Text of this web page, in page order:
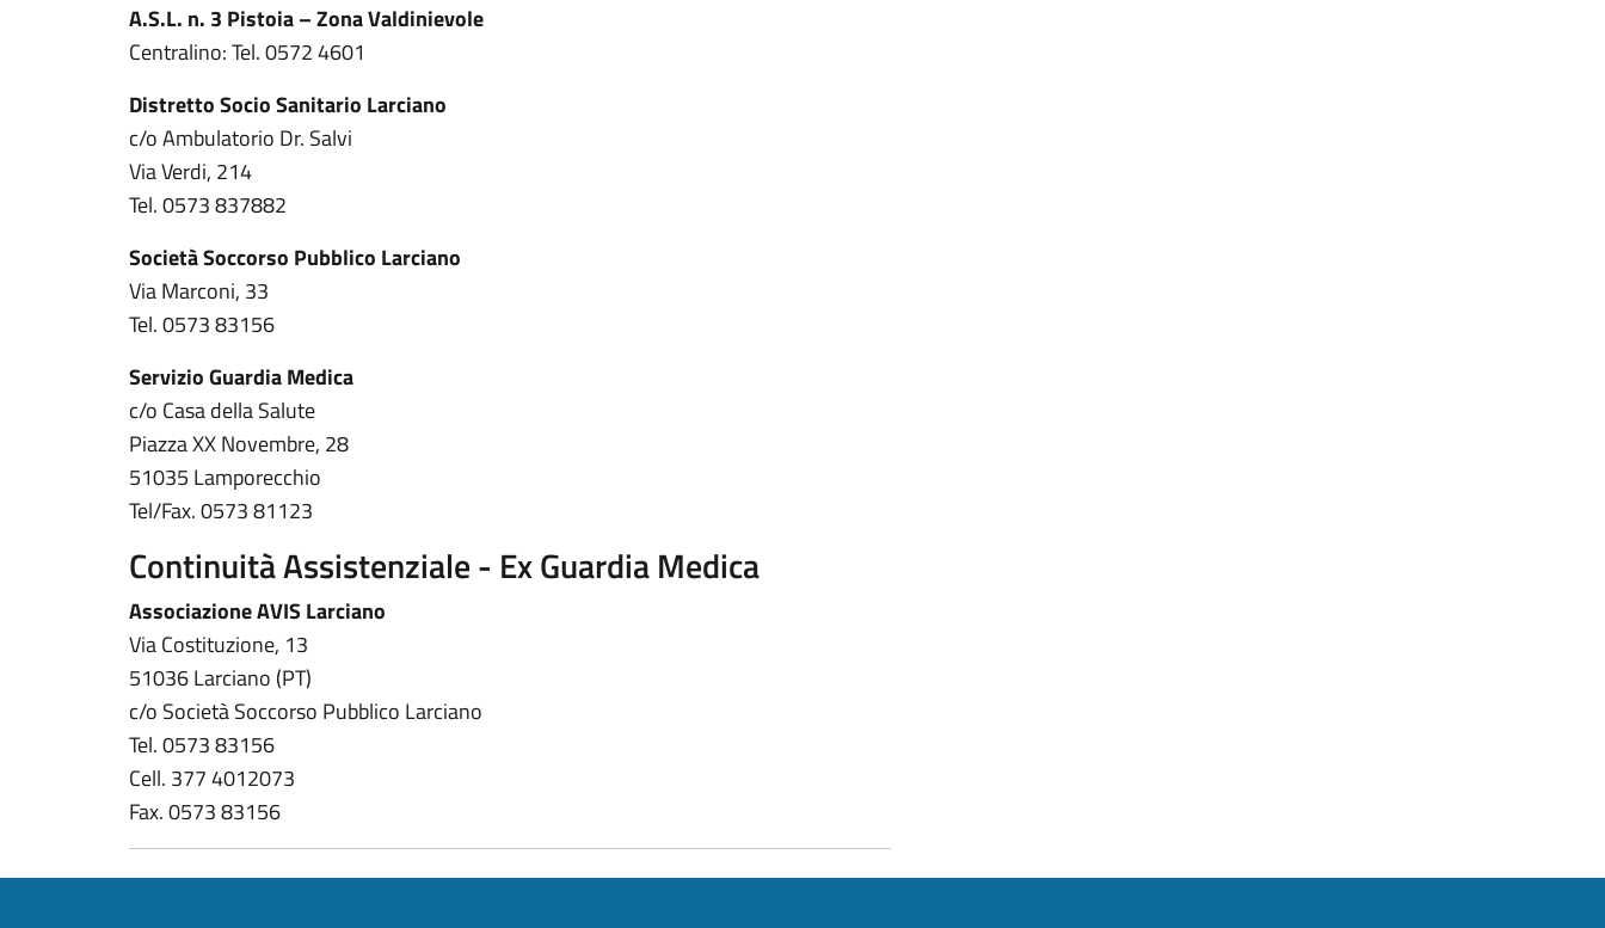
A.S.L. n. 3 Pistoia – Zona Valdinievole
Centralino: Tel. 0572 4601
Distretto Socio Sanitario Larciano
c/o Ambulatorio Dr. Salvi
Via Verdi, 214
Tel. 0573 837882
Società Soccorso Pubblico Larciano
Via Marconi, 33
Tel. 0573 83156
Servizio Guardia Medica
c/o Casa della Salute
Piazza XX Novembre, 28
51035 Lamporecchio
Tel/Fax. 0573 81123
Continuità Assistenziale - Ex Guardia Medica
Associazione AVIS Larciano
Via Costituzione, 13
51036 Larciano (PT)
c/o Società Soccorso Pubblico Larciano
Tel. 0573 83156
Cell. 377 4012073
Fax. 0573 83156